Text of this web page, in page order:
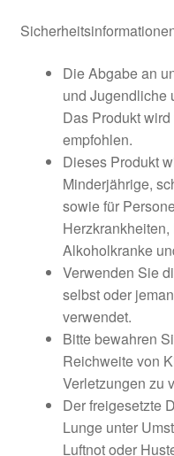
Die Abgabe an
und Jugendliche
Das Produkt
empfohlen.
Dieses Produkt
Minderjährige,
sowie für
Alkoholkranke
Verwenden Sie
selbst oder
verwendet.
Bitte bewahren
Reichweite von
Verletzungen zu
Der freigesetzte
Lunge unter
Luftnot oder